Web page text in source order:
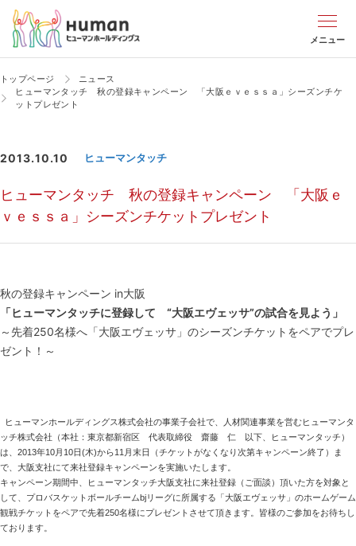
メニュー
トップページ
ニュース
ヒューマンタッチ 秋の登録キャンペーン 「大阪ｅｖｅｓｓａ」シーズンチケ
ットプレゼント
2013.10.10 ヒューマンタッチ
ヒューマンタッチ 秋の登録キャンペーン 「大阪ｅ
ｖｅｓｓａ」シーズンチケットプレゼント
秋の登録キャンペーン in大阪
「ヒューマンタッチに登録して “大阪エヴェッサ”の試合を見よう」
～先着250名様へ「大阪エヴェッサ」のシーズンチケットをペアでプレ
ゼント！～
ヒューマンホールディングス株式会社の事業子会社で、人材関連事業を営むヒューマンタ
ッチ株式会社（本社：東京都新宿区 代表取締役 齋藤 仁 以下、ヒューマンタッチ）
は、2013年10月10日(木)から11月末日（チケットがなくなり次第キャンペーン終了）ま
で、大阪支社にて来社登録キャンペーンを実施いたします。
キャンペーン期間中、ヒューマンタッチ大阪支社に来社登録（ご面談）頂いた方を対象と
して、プロバスケットボールチームbjリーグに所属する「大阪エヴェッサ」のホームゲーム
観戦チケットをペアで先着250名様にプレゼントさせて頂きます。皆様のご参加をお待ちし
ております。